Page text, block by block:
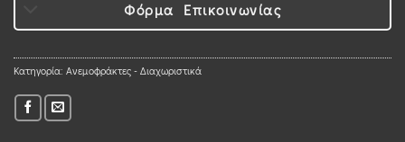
Φόρμα Επικοινωνίας
Κατηγορία: Ανεμοφράκτες - Διαχωριστικά